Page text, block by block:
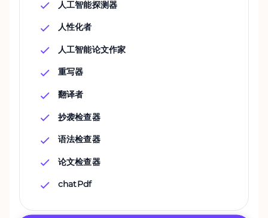
人工智能探测器
人性化者
人工智能论文作家
重写器
翻译者
抄袭检查器
语法检查器
论文检查器
chatPdf